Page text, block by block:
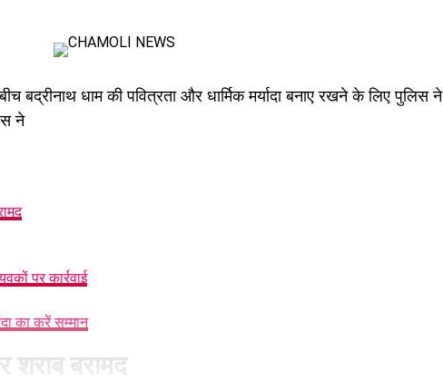
बद्रीनाथ धाम की पवित्रता और धार्मिक मर्यादा बनाए रखने के लिए पुलिस ने
ने
पर कार्रवाई
का करें सम्मान
शराब बरामद